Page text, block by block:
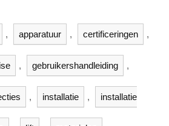
, apparatuur , certificeringen ,
, gebruikershandleiding ,
, installatie , installatie